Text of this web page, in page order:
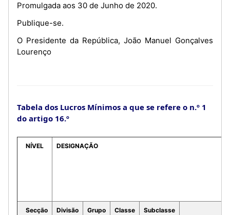
Promulgada aos 30 de Junho de 2020.
Publique-se.
O Presidente da República, João Manuel Gonçalves
Lourenço
Tabela dos Lucros Mínimos a que se refere o n.º 1
do artigo 16.º
NÍVEL DESIGNAÇÃO
Secção Divisão Grupo Classe Subclasse